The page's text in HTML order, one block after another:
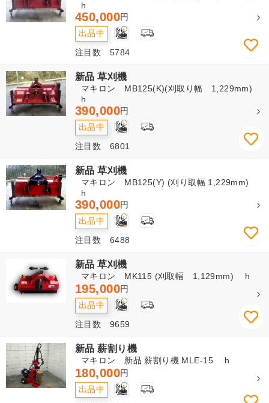
h
450,000円
出品中 3
注目数 5784
新品 草刈機
マキロン MB125(K)(刈取り幅 1,229mm)
h
390,000円
出品中 3
注目数 6801
新品 草刈機
マキロン MB125(Y) (刈り取幅 1,229mm)
h
390,000円
出品中 3
注目数 6488
新品 草刈機
マキロン MK115 (刈取幅 1,129mm) h
195,000円
出品中 3
注目数 9659
新品 薪割り機
マキロン 新品 薪割り機 MLE-15 h
180,000円
出品中 3